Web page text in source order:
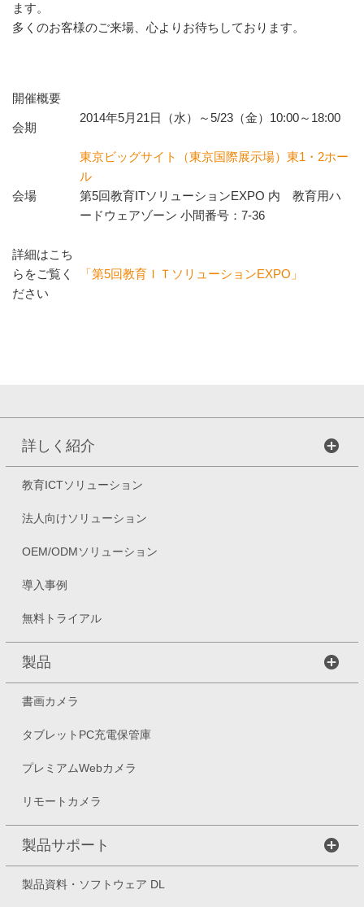
ます。
多くのお客様のご来場、心よりお待ちしております。
開催概要
会期
2014年5月21日（水）～5/23（金）10:00～18:00
会場
東京ビッグサイト（東京国際展示場）東1・2ホー
ル
第5回教育ITソリューションEXPO 内 教育用ハ
ードウェアゾーン 小間番号：7-36
詳細はこち
らをご覧く
ださい
「第5回教育ＩＴソリューションEXPO」
詳しく紹介
教育ICTソリューション
法人向けソリューション
OEM/ODMソリューション
導入事例
無料トライアル
製品
書画カメラ
タブレットPC充電保管庫
プレミアムWebカメラ
リモートカメラ
製品サポート
製品資料・ソフトウェア DL